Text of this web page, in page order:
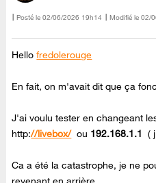
Posté le ‎02/06/2026 19h14 Modifié le 02/
Hellofredolerouge
En fait, on m'avait dit que ça
J'ai voulu tester en changeant
http://livebox/ou 192.168.1.1(
Ca a été la catastrophe, je ne